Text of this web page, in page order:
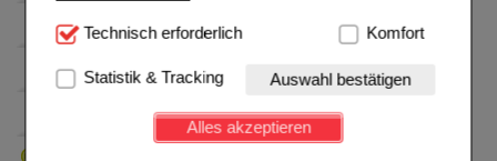
Technisch Notwendig:Hierbei handelt es sich um
Website notwendig sind (z.B. Navigation, Warenkorb,
Kundenkonto), weshalb auf diese nicht verzichtet
werden kann.
Technisch erforderlich Komfort
Statistik & Tracking Auswahl bestätigen
Alles akzeptieren